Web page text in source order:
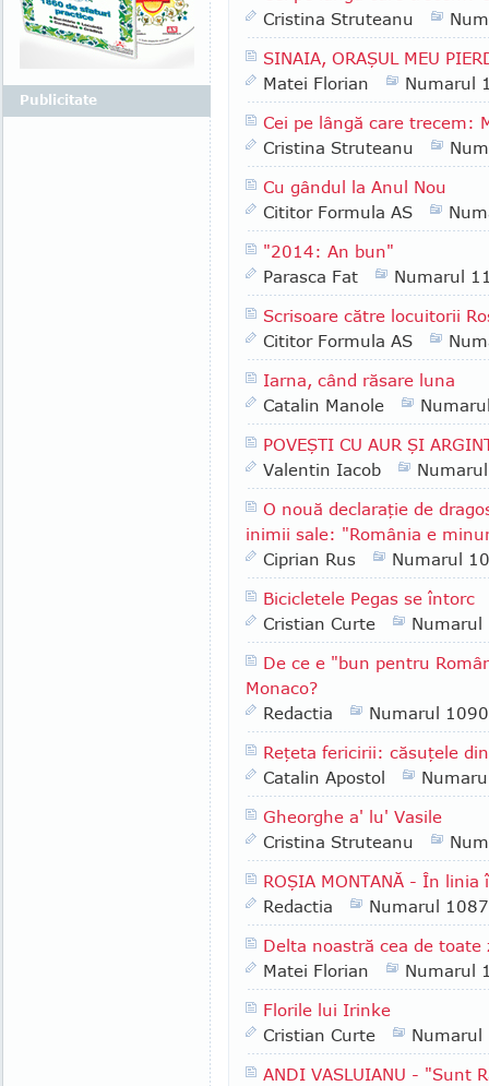
Cristina Struteanu
SINAIA, ORAŞUL MEU
Matei Florian
Numarul
Cei pe lângă care trecem:
Cristina Struteanu
Cu gândul la Anul Nou
Cititor Formula AS
"2014: An bun"
Parasca Fat
Numarul
Scrisoare către locuitorii
Cititor Formula AS
Iarna, când răsare luna
Catalin Manole
POVEŞTI CU AUR ŞI
Valentin Iacob
O nouă declaraţie de
inimii sale: "România e
Ciprian Rus
Numarul
Bicicletele Pegas se întorc
Cristian Curte
Numarul
De ce e "bun pentru
Monaco?
Redactia
Numarul 1090
Reţeta fericirii: căsuţele
Catalin Apostol
Gheorghe a' lu' Vasile
Cristina Struteanu
ROŞIA MONTANĂ - În
Redactia
Numarul 1087
Delta noastră cea de toate
Matei Florian
Numarul
Florile lui Irinke
Cristian Curte
Numarul
ANDI VASLUIANU - "Sunt
Publicitate